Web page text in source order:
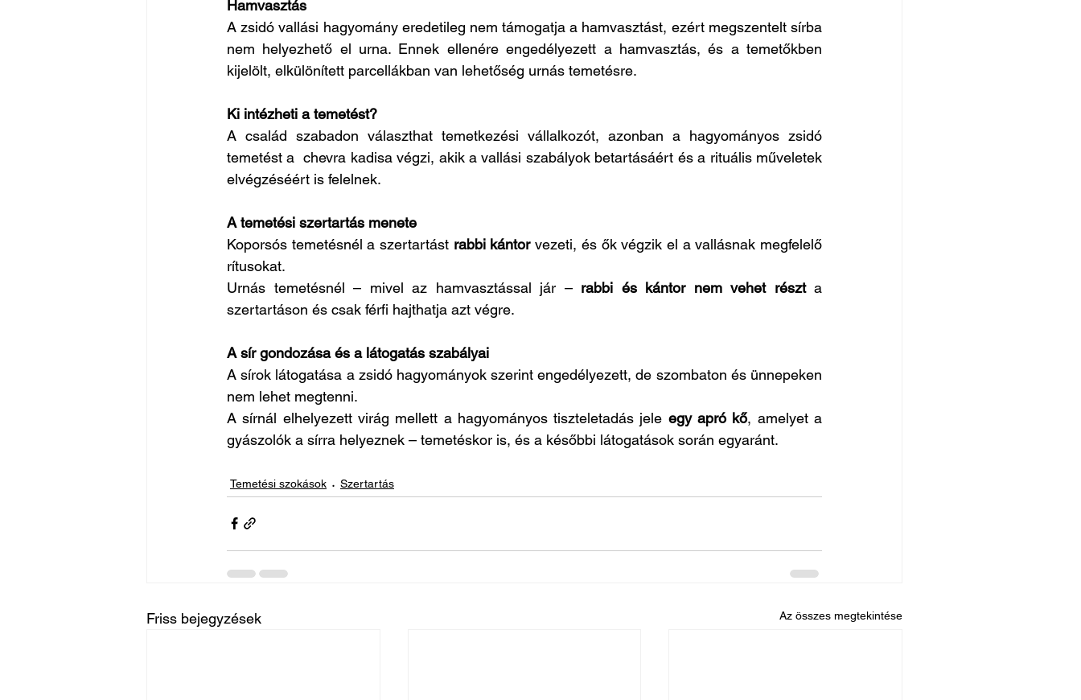
Hamvasztás
A zsidó vallási hagyomány eredetileg nem támogatja a hamvasztást, ezért megszentelt sírba
nem helyezhető el urna. Ennek ellenére engedélyezett a hamvasztás, és a temetőkben
kijelölt, elkülönített parcellákban van lehetőség urnás temetésre.
Ki intézheti a temetést?
A család szabadon választhat temetkezési vállalkozót, azonban a hagyományos zsidó
temetést a  chevra kadisa végzi, akik a vallási szabályok betartásáért és a rituális műveletek
elvégzéséért is felelnek.
A temetési szertartás menete
Koporsós temetésnél a szertartást rabbi kántor vezeti, és ők végzik el a vallásnak megfelelő
rítusokat.
Urnás temetésnél – mivel az hamvasztással jár – rabbi és kántor nem vehet részt a
szertartáson és csak férfi hajthatja azt végre.
A sír gondozása és a látogatás szabályai
A sírok látogatása a zsidó hagyományok szerint engedélyezett, de szombaton és ünnepeken
nem lehet megtenni.
A sírnál elhelyezett virág mellett a hagyományos tiszteletadás jele egy apró kő, amelyet a
gyászolók a sírra helyeznek – temetéskor is, és a későbbi látogatások során egyaránt.
Temetési szokások Szertartás
Friss bejegyzések Az összes megtekintése